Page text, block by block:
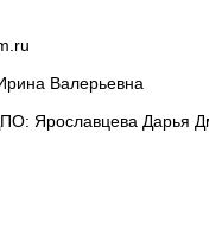
Валерьевна
Ярославцева Дарья